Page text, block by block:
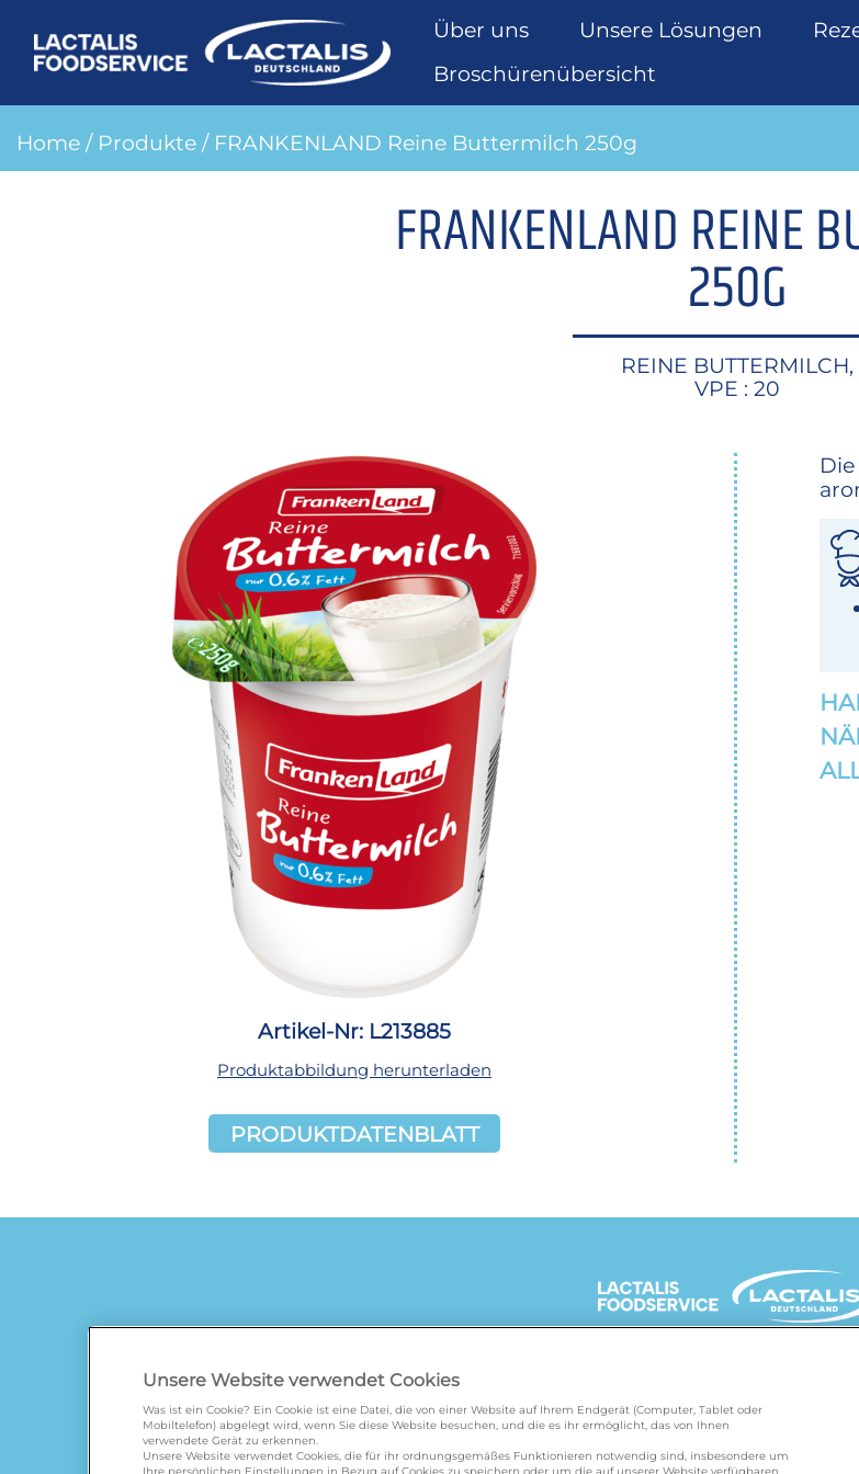
Über uns Unsere Lösungen
Broschürenübersicht
Home / Produkte / FRANKENLAND Reine Buttermilch 250g
FRANKENLAND REINE
250G
REINE BUTTERMILCH,
VPE : 20
Artikel-Nr: L213885
Produktabbildung herunterladen
PRODUKTDATENBLATT
UNSERE
galbani.de/leerdammer.de/president.de/salakis.de/
Unsere Website verwendet Cookies
Was ist ein Cookie? Ein Cookie ist eine Datei, die von einer Website auf Ihrem Endgerät (Computer, Tablet oder
Mobiltelefon) abgelegt wird, wenn Sie diese Website besuchen, und die es ihr ermöglicht, das von Ihnen
verwendete Gerät zu erkennen.
Unsere Website verwendet Cookies, die für ihr ordnungsgemäßes Funktionieren notwendig sind, insbesondere um
Ihre persönlichen Einstellungen in Bezug auf Cookies zu speichern oder um die auf unserer Website verfügbaren